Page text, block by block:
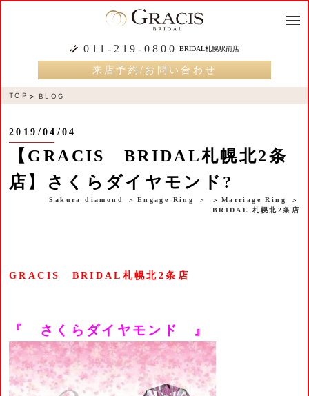
011-219-0800 BRIDAL札幌駅前店
来店予約/お問い合わせ
TOP BLOG
2019/04/04
【GRACIS BRIDAL札幌北2条
店】さくらダイヤモンド?
Sakura diamond Engage Ring
Marriage Ring
BRIDAL 札幌北2条店
GRACIS BRIDAL札幌北2条店
『 さくらダイヤモンド 』